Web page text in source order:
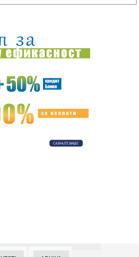
između Gaja i Šumarka zbog požara
прошле у осмину ...
годишње се ...
iz PSŽ-a!